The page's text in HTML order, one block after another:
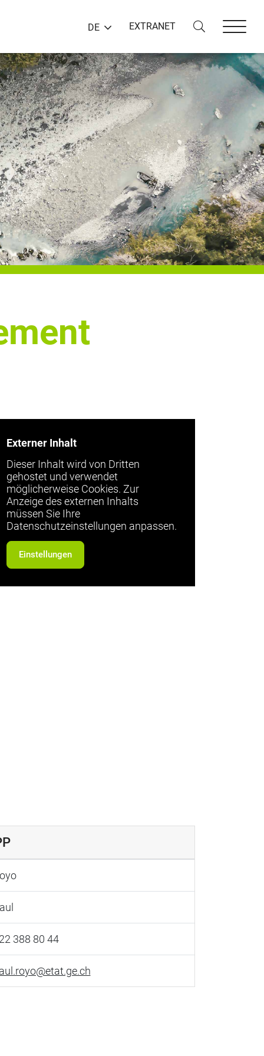
DE EXTRANET
Externer Inhalt
Dieser Inhalt wird von Dritten
gehostet und verwendet
möglicherweise Cookies. Zur
Anzeige des externen Inhalts
müssen Sie Ihre
Datenschutzeinstellungen anpassen.
Einstellungen
388 80 44